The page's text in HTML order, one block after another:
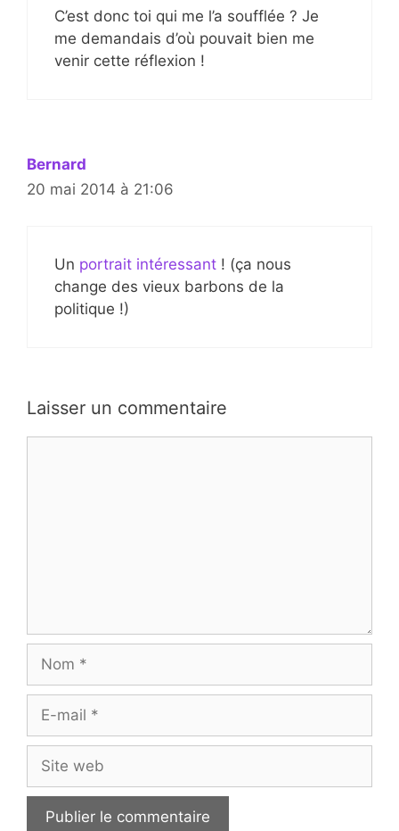
C’est donc toi qui me l’a soufflée ? Je
me demandais d’où pouvait bien me
venir cette réflexion !
Bernard
20 mai 2014 à 21:06
Un portrait intéressant ! (ça nous
change des vieux barbons de la
politique !)
Laisser un commentaire
Nom
Site
web